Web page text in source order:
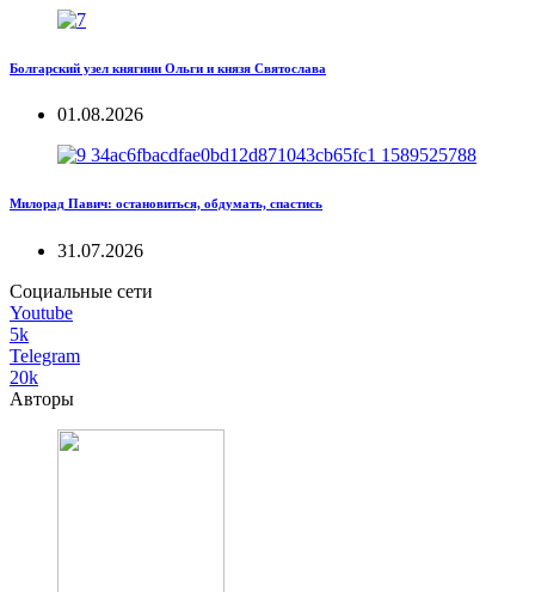
Болгарский узел княгини Ольги и князя Святослава
01.08.2026
Милорад Павич: остановиться, обдумать, спастись
31.07.2026
Социальные сети
Youtube
5k
Telegram
20k
Авторы